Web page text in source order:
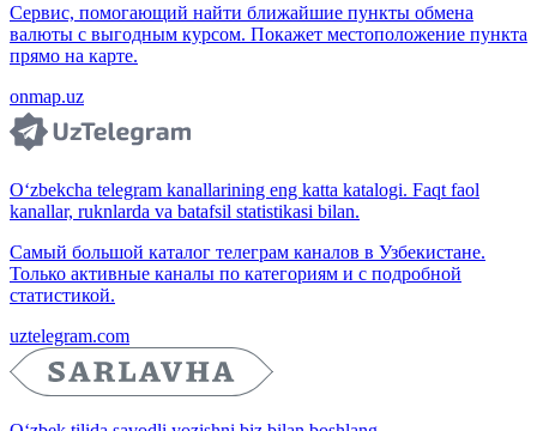
Сервис, помогающий найти ближайшие пункты обмена
валюты с выгодным курсом. Покажет местоположение пункта
прямо на карте.
onmap.uz
O‘zbekcha telegram kanallarining eng katta katalogi. Faqt faol
kanallar, ruknlarda va batafsil statistikasi bilan.
Самый большой каталог телеграм каналов в Узбекистане.
Только активные каналы по категориям и с подробной
статистикой.
uztelegram.com